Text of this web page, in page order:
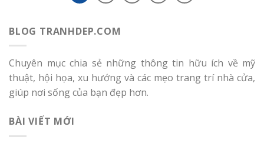
BLOG TRANHDEP.COM
Chuyên mục chia sẻ những thông tin hữu ích về mỹ
thuật, hội họa, xu hướng và các mẹo trang trí nhà cửa,
giúp nơi sống của bạn đẹp hơn.
BÀI VIẾT MỚI